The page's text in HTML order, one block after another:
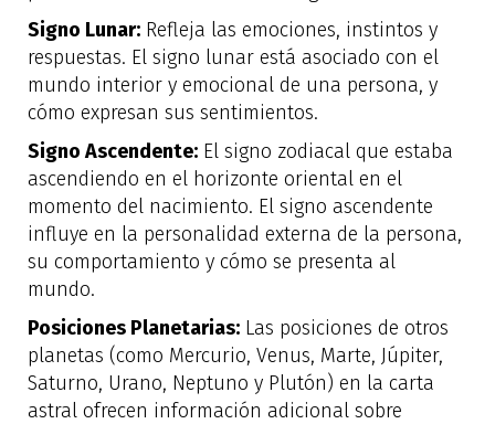
Signo Lunar: Refleja las emociones, instintos y
respuestas. El signo lunar está asociado con el
mundo interior y emocional de una persona, y
cómo expresan sus sentimientos.
Signo Ascendente: El signo zodiacal que estaba
ascendiendo en el horizonte oriental en el
momento del nacimiento. El signo ascendente
influye en la personalidad externa de la persona,
su comportamiento y cómo se presenta al
mundo.
Posiciones Planetarias: Las posiciones de otros
planetas (como Mercurio, Venus, Marte, Júpiter,
Saturno, Urano, Neptuno y Plutón) en la carta
astral ofrecen información adicional sobre